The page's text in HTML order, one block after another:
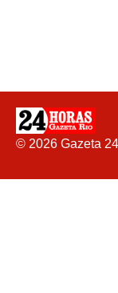
© 2026 Gazeta